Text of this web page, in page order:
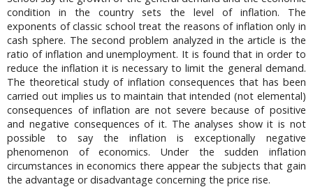
condition in the country sets the level of inflation. The
exponents of classic school treat the reasons of inflation only in
cash sphere. The second problem analyzed in the article is the
ratio of inflation and unemployment. It is found that in order to
reduce the inflation it is necessary to limit the general demand.
The theoretical study of inflation consequences that has been
carried out implies us to maintain that intended (not elemental)
consequences of inflation are not severe because of positive
and negative consequences of it. The analyses show it is not
possible to say the inflation is exceptionally negative
phenomenon of economics. Under the sudden inflation
circumstances in economics there appear the subjects that gain
the advantage or disadvantage concerning the price rise.